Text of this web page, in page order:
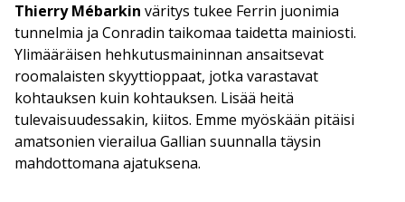
Thierry Mébarkin väritys tukee Ferrin juonimia
tunnelmia ja Conradin taikomaa taidetta mainiosti.
Ylimääräisen hehkutusmaininnan ansaitsevat
roomalaisten skyyttioppaat, jotka varastavat
kohtauksen kuin kohtauksen. Lisää heitä
tulevaisuudessakin, kiitos. Emme myöskään pitäisi
amatsonien vierailua Gallian suunnalla täysin
mahdottomana ajatuksena.